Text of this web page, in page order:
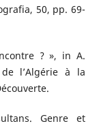
50, pp. 69-
? », in A.
l’Algérie à la
Genre et